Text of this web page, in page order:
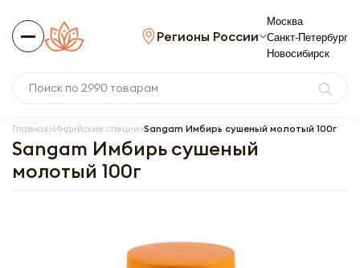
Регионы России
Москва
Санкт-Петербург
Новосибирск
Главная Индийские специи Sangam Имбирь сушеный молотый 100г
Sangam Имбирь сушеный
молотый 100г